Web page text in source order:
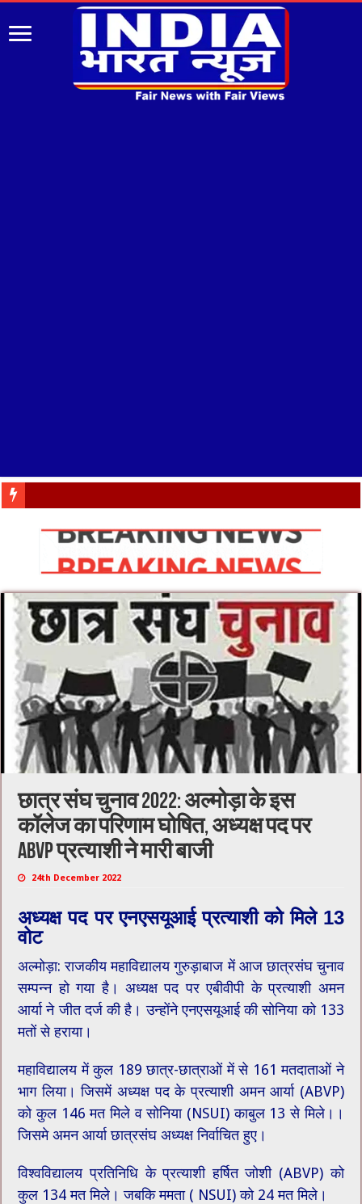
छात्र संघ चुनाव 2022: अल्मोड़ा के इस
कॉलेज का परिणाम घोषित, अध्यक्ष पद पर
ABVP प्रत्याशी ने मारी बाजी
24th December 2022
अध्यक्ष पद पर एनएसयूआई प्रत्याशी को मिले 13
वोट
अल्मोड़ा: राजकीय महाविद्यालय गुरुड़ाबाज में आज छात्रसंघ चुनाव
सम्पन्न हो गया है। अध्यक्ष पद पर एबीवीपी के प्रत्याशी अमन
आर्या ने जीत दर्ज की है। उन्होंने एनएसयूआई की सोनिया को 133
मतों से हराया।
महाविद्यालय में कुल 189 छात्र-छात्राओं में से 161 मतदाताओं ने
भाग लिया। जिसमें अध्यक्ष पद के प्रत्याशी अमन आर्या (ABVP)
को कुल 146 मत मिले व सोनिया (NSUI) काबुल 13 से मिले।।
जिसमे अमन आर्या छात्रसंघ अध्यक्ष निर्वाचित हुए।
विश्वविद्यालय प्रतिनिधि के प्रत्याशी हर्षित जोशी (ABVP) को
कुल 134 मत मिले। जबकि ममता ( NSUI) को 24 मत मिले।